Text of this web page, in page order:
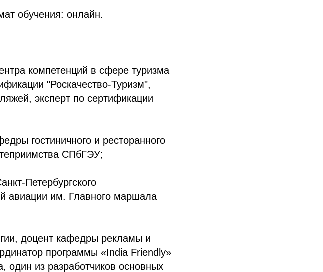
обучения: онлайн.
компетенций в сфере туризма
"Роскачество-Туризм",
эксперт по сертификации
гостиничного и ресторанного
СПбГЭУ;
Петербургского
авиации им. Главного маршала
доцент кафедры рекламы и
программы «India Friendly»
один из разработчиков основных